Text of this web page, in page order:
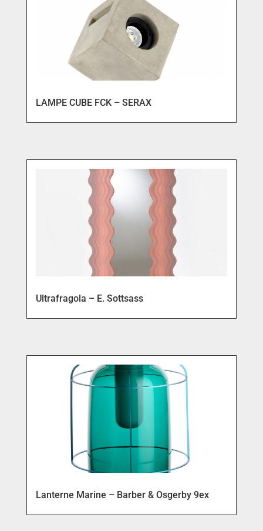
LAMPE CUBE FCK – SERAX
Ultrafragola – E. Sottsass
Lanterne Marine – Barber & Osgerby 9ex